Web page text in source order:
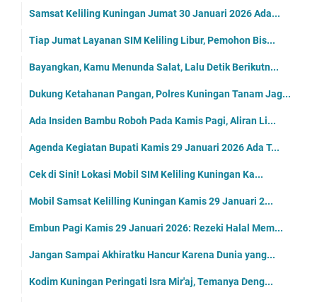
Samsat Keliling Kuningan Jumat 30 Januari 2026 Ada...
Tiap Jumat Layanan SIM Keliling Libur, Pemohon Bis...
Bayangkan, Kamu Menunda Salat, Lalu Detik Berikutn...
Dukung Ketahanan Pangan, Polres Kuningan Tanam Jag...
Ada Insiden Bambu Roboh Pada Kamis Pagi, Aliran Li...
Agenda Kegiatan Bupati Kamis 29 Januari 2026 Ada T...
Cek di Sini! Lokasi Mobil SIM Keliling Kuningan Ka...
Mobil Samsat Kelilling Kuningan Kamis 29 Januari 2...
Embun Pagi Kamis 29 Januari 2026: Rezeki Halal Mem...
Jangan Sampai Akhiratku Hancur Karena Dunia yang...
Kodim Kuningan Peringati Isra Mir'aj, Temanya Deng...